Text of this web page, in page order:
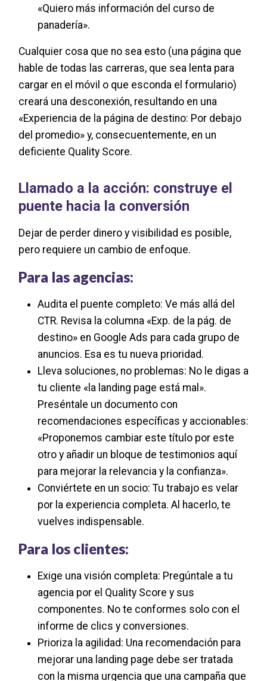
«Quiero más información del curso de
panadería».
Cualquier cosa que no sea esto (una página que
hable de todas las carreras, que sea lenta para
cargar en el móvil o que esconda el formulario)
creará una desconexión, resultando en una
«Experiencia de la página de destino: Por debajo
del promedio» y, consecuentemente, en un
deficiente Quality Score.
Llamado a la acción: construye el
puente hacia la conversión
Dejar de perder dinero y visibilidad es posible,
pero requiere un cambio de enfoque.
Para las agencias:
Audita el puente completo: Ve más allá del
CTR. Revisa la columna «Exp. de la pág. de
destino» en Google Ads para cada grupo de
anuncios. Esa es tu nueva prioridad.
Lleva soluciones, no problemas: No le digas a
tu cliente «la landing page está mal».
Preséntale un documento con
recomendaciones específicas y accionables:
«Proponemos cambiar este título por este
otro y añadir un bloque de testimonios aquí
para mejorar la relevancia y la confianza».
Conviértete en un socio: Tu trabajo es velar
por la experiencia completa. Al hacerlo, te
vuelves indispensable.
Para los clientes:
Exige una visión completa: Pregúntale a tu
agencia por el Quality Score y sus
componentes. No te conformes solo con el
informe de clics y conversiones.
Prioriza la agilidad: Una recomendación para
mejorar una landing page debe ser tratada
con la misma urgencia que una campaña que